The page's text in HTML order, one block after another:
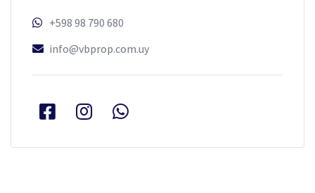
+598 98 790 680
info@vbprop.com.uy